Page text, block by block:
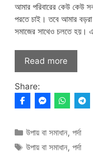
আমার পরিবারের কেউ কেউ
পরতে চাই। তবে আমার
সমাজের সাথেও চলতে হয়।
Read more
Share:
Categories
উপায় বা সমাধান,পর্দা
Tags
উপায় বা সমাধান,পর্দা